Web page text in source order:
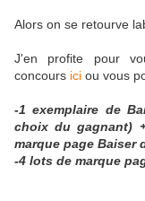
Alors on se retourve
J'en profite pour
concours ici ou vous
-1 exemplaire de
choix du gagnant)
marque page Baiser
-4 lots de marque